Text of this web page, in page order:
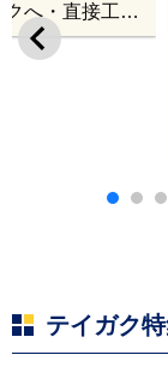
クへ・直接工事
張改修サービス
テイガク